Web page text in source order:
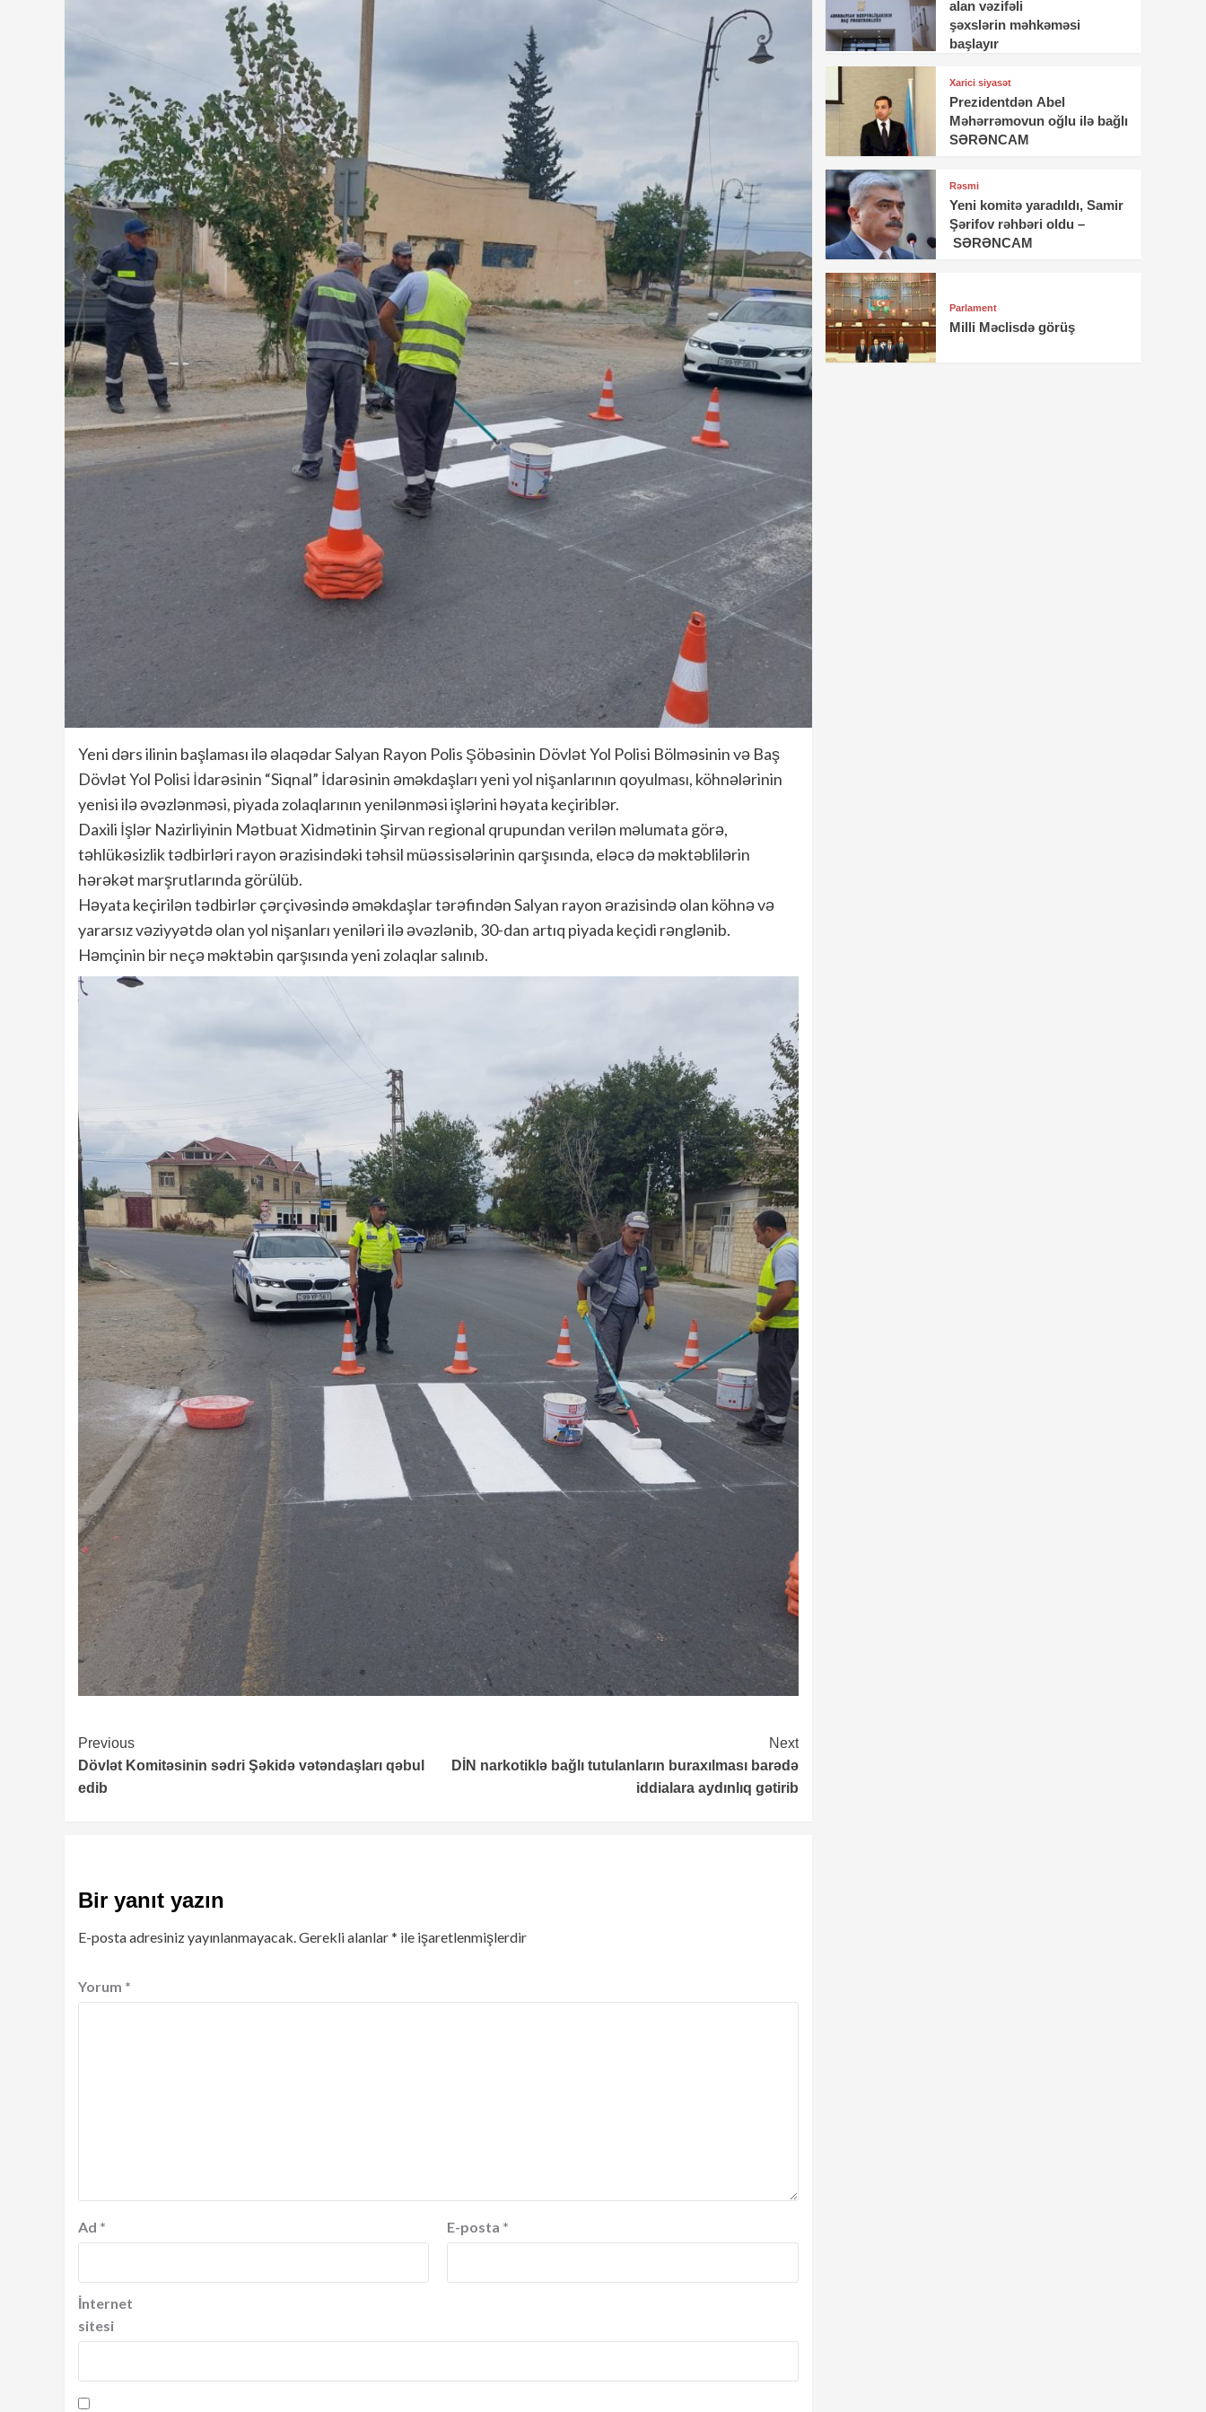
Yeni dərs ilinin başlaması ilə əlaqədar Salyan Rayon Polis Şöbəsinin Dövlət Yol Polisi Bölməsinin və Baş
Dövlət Yol Polisi İdarəsinin “Siqnal” İdarəsinin əməkdaşları yeni yol nişanlarının qoyulması, köhnələrinin
yenisi ilə əvəzlənməsi, piyada zolaqlarının yenilənməsi işlərini həyata keçiriblər.
Daxili İşlər Nazirliyinin Mətbuat Xidmətinin Şirvan regional qrupundan verilən məlumata görə,
təhlükəsizlik tədbirləri rayon ərazisindəki təhsil müəssisələrinin qarşısında, eləcə də məktəblilərin
hərəkət marşrutlarında görülüb.
Həyata keçirilən tədbirlər çərçivəsində əməkdaşlar tərəfindən Salyan rayon ərazisində olan köhnə və
yararsız vəziyyətdə olan yol nişanları yeniləri ilə əvəzlənib, 30-dan artıq piyada keçidi rənglənib.
Həmçinin bir neçə məktəbin qarşısında yeni zolaqlar salınıb.
Continue
Reading
Previous
Dövlət Komitəsinin sədri Şəkidə vətəndaşları qəbul
edib
Next
DİN narkotiklə bağlı tutulanların buraxılması barədə
iddialara aydınlıq gətirib
Bir yanıt yazın
E-posta adresiniz yayınlanmayacak.Gerekli alanlar* ile işaretlenmişlerdir
Yorum *
Ad * E-posta *
İnternet
sitesi
alan vəzifəli
şəxslərin məhkəməsi
başlayır
Xarici siyasət
Prezidentdən Abel
Məhərrəmovun oğlu ilə bağlı
SƏRƏNCAM
Rəsmi
Yeni komitə yaradıldı, Samir
Şərifov rəhbəri oldu –
SƏRƏNCAM
Parlament
Milli Məclisdə görüş